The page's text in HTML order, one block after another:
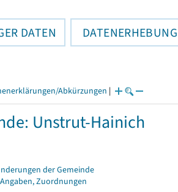
DATEN DATENERHEBUNG
Abkürzungen |
Unstrut-Hainich
der Gemeinde
Zuordnungen